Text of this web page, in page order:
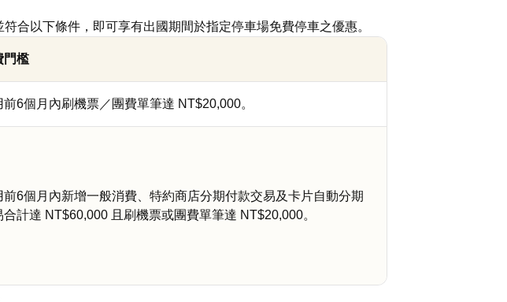
合以下條件，即可享有出國期間於指定停車場免費停車之優惠。
門檻
前6個月內刷機票／團費單筆達 NT$20,000。
前6個月內新增一般消費、特約商店分期付款交易及卡片自動分期
合計達 NT$60,000 且刷機票或團費單筆達 NT$20,000。